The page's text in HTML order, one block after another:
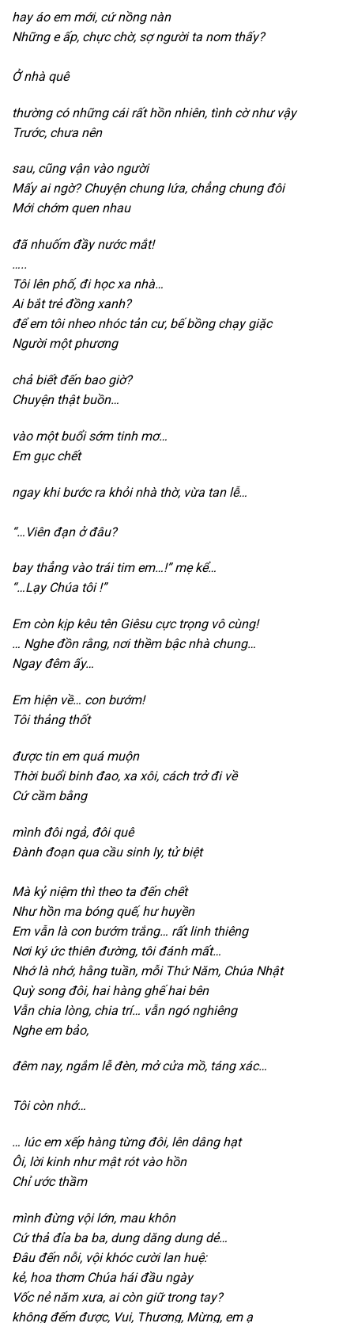
hay áo em mới, cứ nồng nàn
Những e ấp, chực chờ, sợ người ta nom thấy?
Ở nhà quê
thường có những cái rất hồn nhiên, tình cờ như vậy
Trước, chưa nên
sau, cũng vận vào người
Mấy ai ngờ? Chuyện chung lứa, chẳng chung đôi
Mới chớm quen nhau
đã nhuốm đầy nước mắt!
…..
Tôi lên phố, đi học xa nhà…
Ai bắt trẻ đồng xanh?
để em tôi nheo nhóc tản cư, bế bồng chạy giặc
Người một phương
chả biết đến bao giờ?
Chuyện thật buồn…
vào một buổi sớm tinh mơ…
Em gục chết
ngay khi bước ra khỏi nhà thờ, vừa tan lễ…
“…Viên đạn ở đâu?
bay thẳng vào trái tim em…!” mẹ kể…
“…Lạy Chúa tôi !”
Em còn kịp kêu tên Giêsu cực trọng vô cùng!
… Nghe đồn rằng, nơi thềm bậc nhà chung…
Ngay đêm ấy…
Em hiện về… con bướm!
Tôi thảng thốt
được tin em quá muộn
Thời buổi binh đao, xa xôi, cách trở đi về
Cứ cầm bằng
mình đôi ngả, đôi quê
Đành đoạn qua cầu sinh ly, tử biệt
Mà kỷ niệm thì theo ta đến chết
Như hồn ma bóng quế, hư huyền
Em vẫn là con bướm trắng… rất linh thiêng
Nơi ký ức thiên đường, tôi đánh mất…
Nhớ là nhớ, hằng tuần, mỗi Thứ Năm, Chúa Nhật
Quỳ song đôi, hai hàng ghế hai bên
Vẫn chia lòng, chia trí… vẫn ngó nghiêng
Nghe em bảo,
đêm nay, ngắm lễ đèn, mở cửa mồ, táng xác…
Tôi còn nhớ…
… lúc em xếp hàng từng đôi, lên dâng hạt
Ôi, lời kinh như mật rót vào hồn
Chỉ ước thầm
mình đừng vội lớn, mau khôn
Cứ thả đỉa ba ba, dung dăng dung dẻ…
Đâu đến nỗi, vội khóc cười lan huệ:
kẻ, hoa thơm Chúa hái đầu ngày
Vốc nẻ năm xưa, ai còn giữ trong tay?
không đếm được, Vui, Thương, Mừng, em ạ